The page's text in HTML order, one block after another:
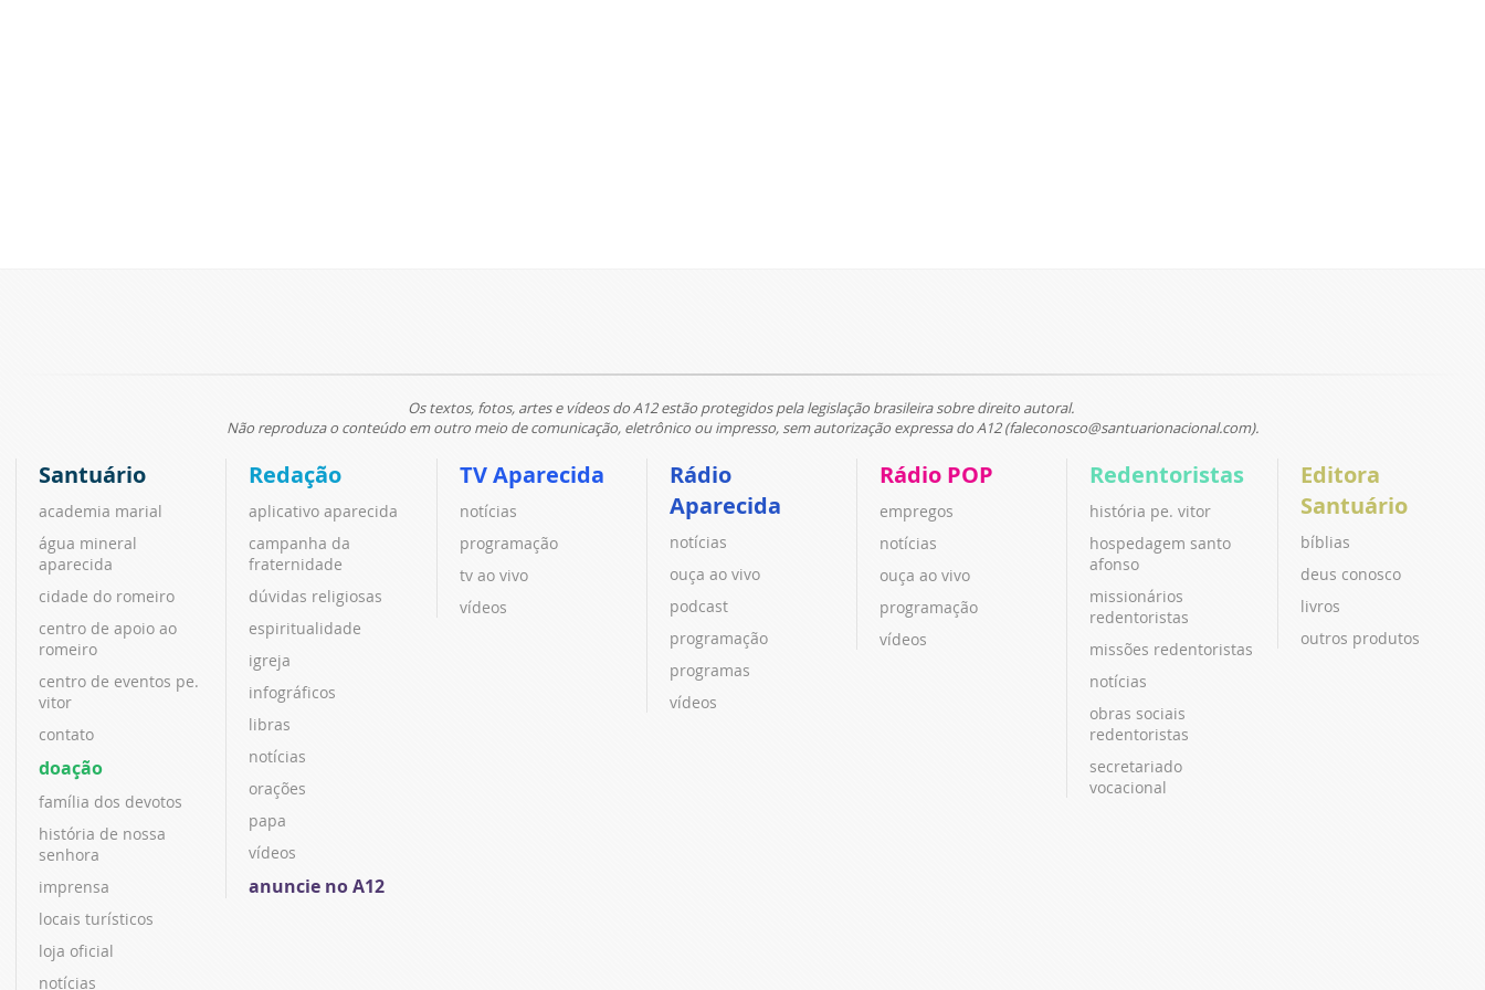
Os textos, fotos, artes e vídeos do A12 estão protegidos pela legislação brasileira sobre direito autoral.
Não reproduza o conteúdo em outro meio de comunicação, eletrônico ou impresso, sem autorização expressa do A12 (faleconosco@santuarionacional.com).
Santuário
academia marial
água mineral
aparecida
cidade do romeiro
centro de apoio ao
romeiro
centro de eventos pe.
vitor
contato
doação
família dos devotos
história de nossa
senhora
imprensa
locais turísticos
loja oficial
notícias
Redação
aplicativo aparecida
campanha da
fraternidade
dúvidas religiosas
espiritualidade
igreja
infográficos
libras
notícias
orações
papa
vídeos
anuncie no A12
TV Aparecida
notícias
programação
tv ao vivo
vídeos
Rádio
Aparecida
notícias
ouça ao vivo
podcast
programação
programas
vídeos
Rádio POP
empregos
notícias
ouça ao vivo
programação
vídeos
Redentoristas
história pe. vitor
hospedagem santo
afonso
missionários
redentoristas
missões redentoristas
notícias
obras sociais
redentoristas
secretariado
vocacional
Editora
Santuário
bíblias
deus conosco
livros
outros produtos